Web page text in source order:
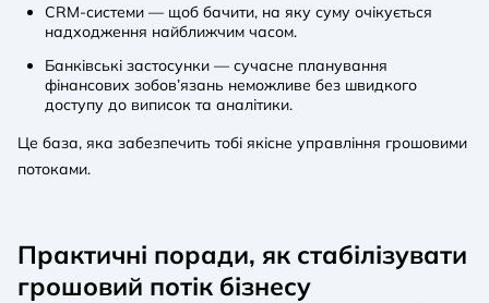
CRM-системи — щоб бачити, на яку суму очікується
надходження найближчим часом.
Банківські застосунки — сучасне планування
фінансових зобов’язань неможливе без швидкого
доступу до виписок та аналітики.
Це база, яка забезпечить тобі якісне управління грошовими
потоками.
Практичні поради, як стабілізувати
грошовий потік бізнесу